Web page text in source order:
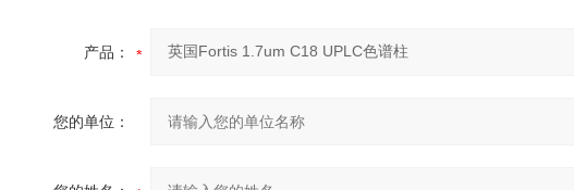
产品：
您的单位：